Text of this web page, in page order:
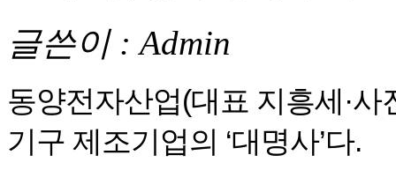
글쓴이 : Admin
동양전자산업(대표 지흥세·
기구 제조기업의 ‘대명사’다.